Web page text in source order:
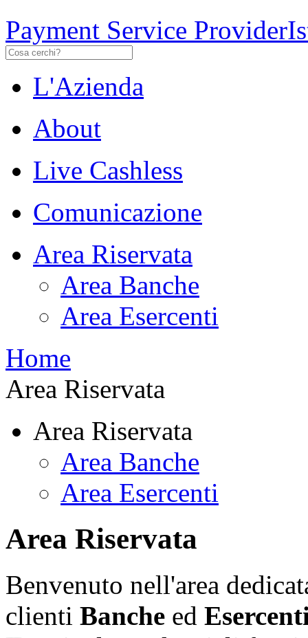
Payment Service Provider
L'Azienda
About
Live Cashless
Comunicazione
Area Riservata
Area Banche
Area Esercenti
Home
Area Riservata
Area Riservata
Area Banche
Area Esercenti
Area Riservata
Benvenuto nell'area
clienti Banche ed